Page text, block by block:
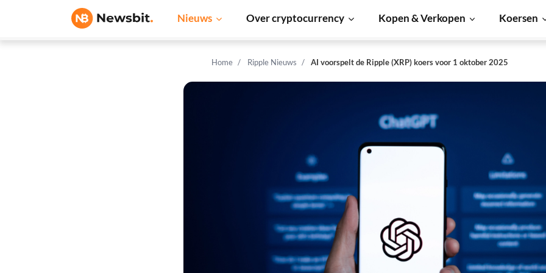
Nieuws Over cryptocurrency Kopen & Verkopen Koersen
Home Ripple Nieuws AI voorspelt de Ripple (XRP) koers voor 1 oktober 2025